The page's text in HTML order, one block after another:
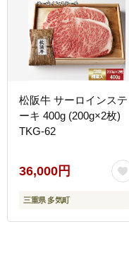
松阪牛 サーロインステ
ーキ 400g (200g×2枚)
TKG-62
36,000円
三重県 多気町